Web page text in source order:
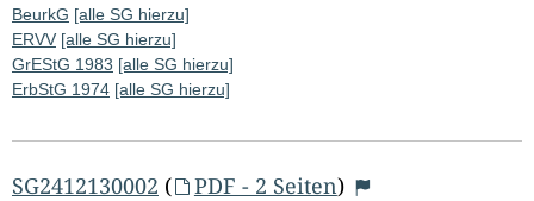
BeurkG [alle SG hierzu]
ERVV [alle SG hierzu]
GrEStG 1983 [alle SG hierzu]
ErbStG 1974 [alle SG hierzu]
SG2412130002 ( PDF - 2 Seiten)